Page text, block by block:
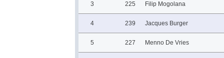
3 225 Filip Mogolana
4 239 Jacques Burger
5 227 Menno De Vries